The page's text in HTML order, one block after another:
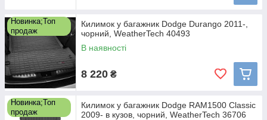
Новинка;Топ
продаж
Килимок у багажник Dodge Durango 2011-,
чорний, WeatherTech 40493
В наявності
8 220 ₴
Новинка;Топ
продаж
Килимок у багажник Dodge RAM1500 Classic
2009- в кузов, чорний, WeatherTech 36706